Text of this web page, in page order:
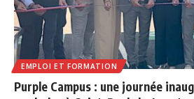
EMPLOI ET FORMATION
Purple Campus : une journée